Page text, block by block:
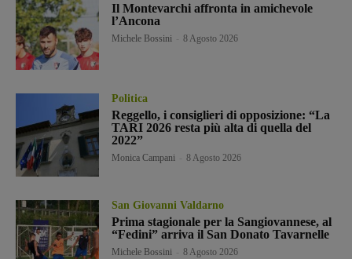
Il Montevarchi affronta in amichevole
l’Ancona
Michele Bossini 8 Agosto 2026
Politica
Reggello, i consiglieri di opposizione: “La
TARI 2026 resta più alta di quella del
2022”
Monica Campani 8 Agosto 2026
San Giovanni Valdarno
Prima stagionale per la Sangiovannese, al
“Fedini” arriva il San Donato Tavarnelle
Michele Bossini 8 Agosto 2026